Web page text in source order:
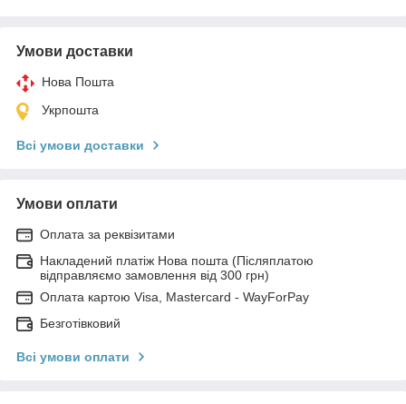
Умови доставки
Нова Пошта
Укрпошта
Всі умови доставки
Умови оплати
Оплата за реквізитами
Накладений платіж Нова пошта (Післяплатою
відправляємо замовлення від 300 грн)
Оплата картою Visa, Mastercard - WayForPay
Безготівковий
Всі умови оплати